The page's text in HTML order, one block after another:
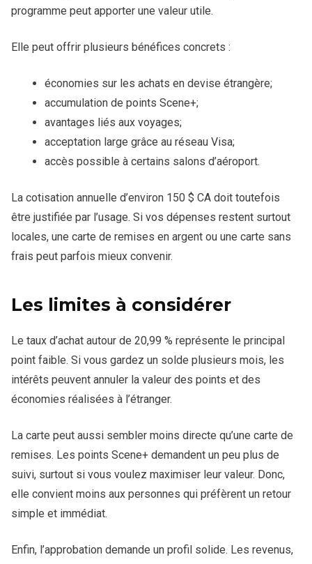
programme peut apporter une valeur utile.
Elle peut offrir plusieurs bénéfices concrets :
économies sur les achats en devise étrangère;
accumulation de points Scene+;
avantages liés aux voyages;
acceptation large grâce au réseau Visa;
accès possible à certains salons d’aéroport.
La cotisation annuelle d’environ 150 $ CA doit toutefois
être justifiée par l’usage. Si vos dépenses restent surtout
locales, une carte de remises en argent ou une carte sans
frais peut parfois mieux convenir.
Les limites à considérer
Le taux d’achat autour de 20,99 % représente le principal
point faible. Si vous gardez un solde plusieurs mois, les
intérêts peuvent annuler la valeur des points et des
économies réalisées à l’étranger.
La carte peut aussi sembler moins directe qu’une carte de
remises. Les points Scene+ demandent un peu plus de
suivi, surtout si vous voulez maximiser leur valeur. Donc,
elle convient moins aux personnes qui préfèrent un retour
simple et immédiat.
Enfin, l’approbation demande un profil solide. Les revenus,